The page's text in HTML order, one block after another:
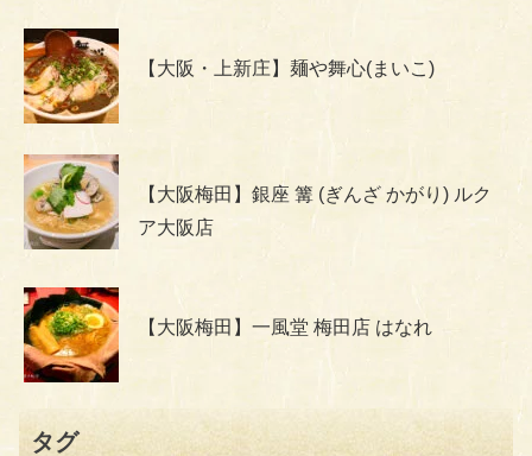
【大阪・上新庄】麺や舞心(まいこ)
【大阪梅田】銀座 篝 (ぎんざ かがり) ルク
ア大阪店
【大阪梅田】一風堂 梅田店 はなれ
タグ